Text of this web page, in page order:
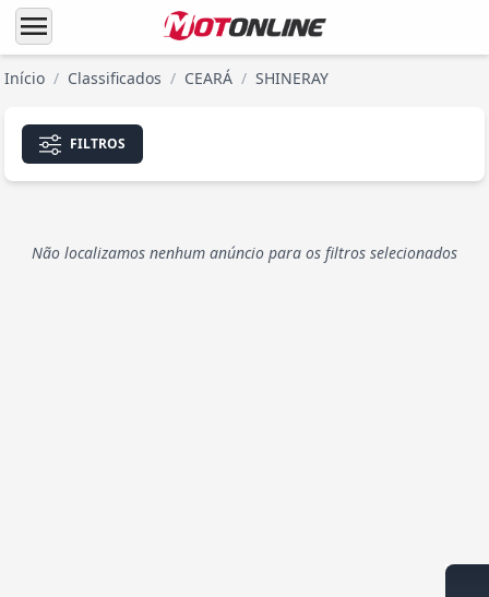
menu
Início / Classificados / CEARÁ / SHINERAY
FILTROS
Não localizamos nenhum anúncio para os filtros selecionados